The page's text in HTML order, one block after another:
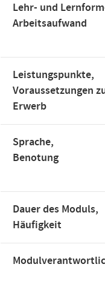
Lehr- und
Arbeitsaufwand
Leistungspunkte,
Voraussetzungen
Erwerb
Sprache,
Benotung
Dauer des Moduls,
Häufigkeit